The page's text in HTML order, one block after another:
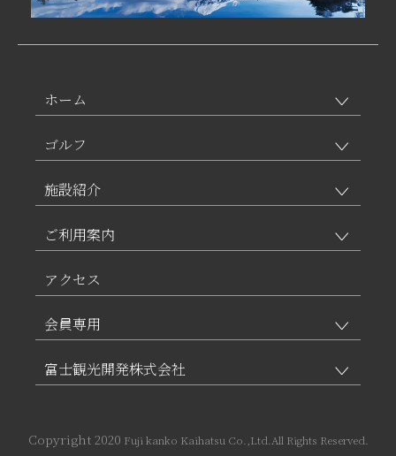
ホーム
ゴルフ
施設紹介
ご利用案内
アクセス
会員専用
富士観光開発株式会社
Copyright 2020 Fuji kanko Kaihatsu Co.,Ltd.All Rights Reserved.